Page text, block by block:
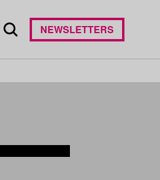
NEWSLETTERS